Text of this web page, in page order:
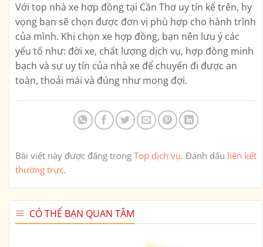
Với top nhà xe hợp đồng tại Cần Thơ uy tín kể trên, hy
vọng bạn sẽ chọn được đơn vị phù hợp cho hành trình
của mình. Khi chọn xe hợp đồng, bạn nên lưu ý các
yếu tố như: đời xe, chất lượng dịch vụ, hợp đồng minh
bạch và sự uy tín của nhà xe để chuyến đi được an
toàn, thoải mái và đúng như mong đợi.
Bài viết này được đăng trong Top dịch vụ. Đánh dấu liên kết
thường trực.
CÓ THỂ BẠN QUAN TÂM